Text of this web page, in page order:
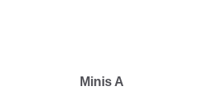
Minis A